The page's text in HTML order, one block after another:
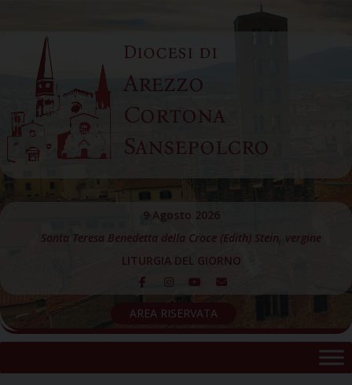
content
Diocesi di
Arezzo
Cortona
Sansepolcro
9 Agosto 2026
Santa Teresa Benedetta della Croce (Edith) Stein, vergine
LITURGIA DEL GIORNO
AREA RISERVATA